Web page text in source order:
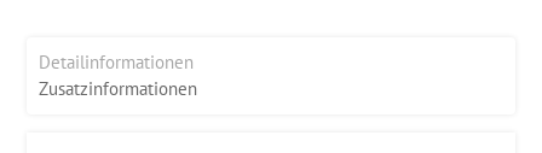
Detailinformationen
Zusatzinformationen